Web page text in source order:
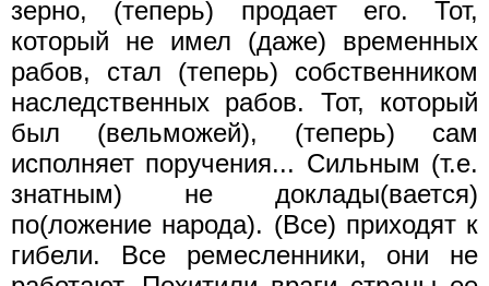
зерно, (теперь) продает его. Тот,
который не имел (даже) временных
рабов, стал (теперь) собственником
наследственных рабов. Тот, который
был (вельможей), (теперь) сам
исполняет поручения... Сильным (т.е.
знатным) не доклады(вается)
по(ложение народа). (Все) приходят к
гибели. Все ремесленники, они не